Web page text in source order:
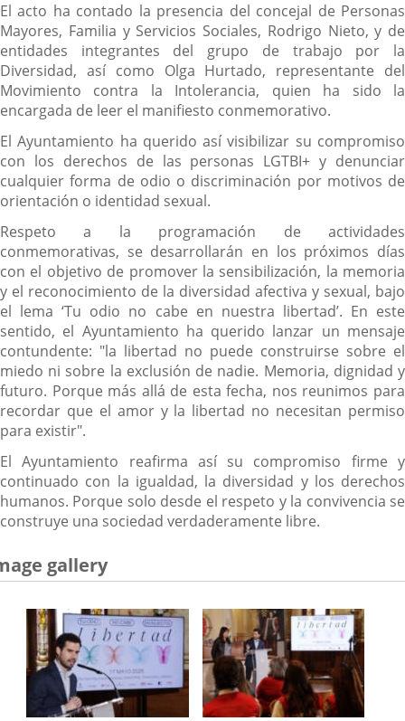
El acto ha contado la presencia del concejal de Personas
Mayores, Familia y Servicios Sociales, Rodrigo Nieto, y de
entidades integrantes del grupo de trabajo por la
Diversidad, así como Olga Hurtado, representante del
Movimiento contra la Intolerancia, quien ha sido la
encargada de leer el manifiesto conmemorativo.
El Ayuntamiento ha querido así visibilizar su compromiso
con los derechos de las personas LGTBI+ y denunciar
cualquier forma de odio o discriminación por motivos de
orientación o identidad sexual.
Respeto a la programación de actividades
conmemorativas, se desarrollarán en los próximos días
con el objetivo de promover la sensibilización, la memoria
y el reconocimiento de la diversidad afectiva y sexual, bajo
el lema ‘Tu odio no cabe en nuestra libertad’. En este
sentido, el Ayuntamiento ha querido lanzar un mensaje
contundente: "la libertad no puede construirse sobre el
miedo ni sobre la exclusión de nadie. Memoria, dignidad y
futuro. Porque más allá de esta fecha, nos reunimos para
recordar que el amor y la libertad no necesitan permiso
para existir".
El Ayuntamiento reafirma así su compromiso firme y
continuado con la igualdad, la diversidad y los derechos
humanos. Porque solo desde el respeto y la convivencia se
construye una sociedad verdaderamente libre.
gallery